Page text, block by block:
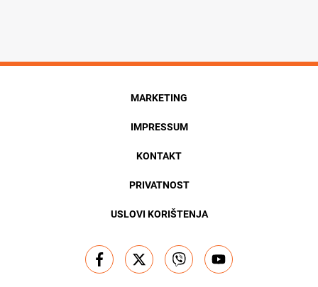
MARKETING
IMPRESSUM
KONTAKT
PRIVATNOST
USLOVI KORIŠTENJA